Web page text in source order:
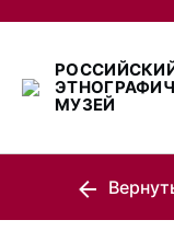
МУЗЕЙ